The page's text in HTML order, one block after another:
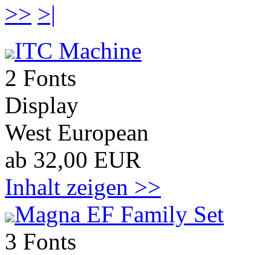
>> >|
ITC Machine
2 Fonts
Display
West European
ab 32,00 EUR
Inhalt zeigen >>
Magna EF Family Set
3 Fonts